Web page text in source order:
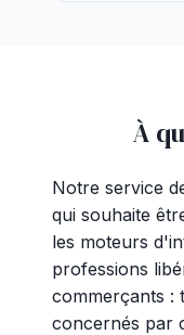
À
Notre service
qui souhaite
les moteurs
professions
commerçants :
concernés par